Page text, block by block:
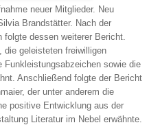
neuer Mitglieder. Neu
Brandstätter. Nach der
dessen weiterer Bericht.
die geleisteten freiwilligen
sowie die
Anschließend folgte der Bericht
der unter anderem die
positive Entwicklung aus der
Literatur im Nebel erwähnte.